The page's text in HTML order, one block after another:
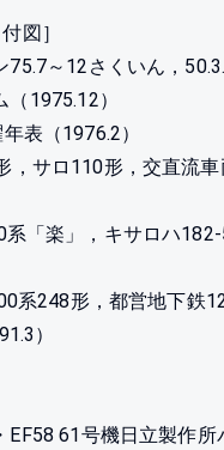
図］
～12さくいん，
1975.12）
表（1976.2）
，サロ110形，交直流車
「楽」，キサロハ
系248形，都営地下鉄
）
61号機日立製作所